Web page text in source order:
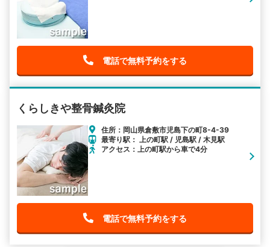
電話で無料予約をする
くらしきや整骨鍼灸院
住所：岡山県倉敷市児島下の町8-4-39
最寄り駅： 上の町駅 / 児島駅 / 木見駅
アクセス：上の町駅から車で4分
電話で無料予約をする